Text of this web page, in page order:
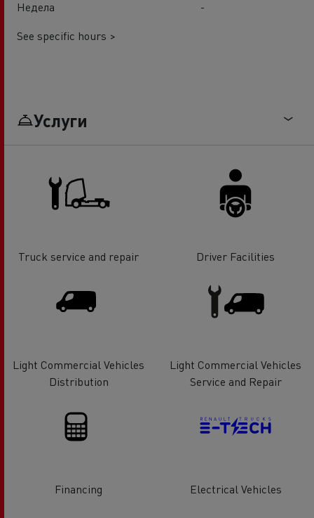
Недела
-
See specific hours >
Услуги
Truck service and repair Driver Facilities
Light Commercial Vehicles
Distribution
Light Commercial Vehicles
Service and Repair
Financing Electrical Vehicles